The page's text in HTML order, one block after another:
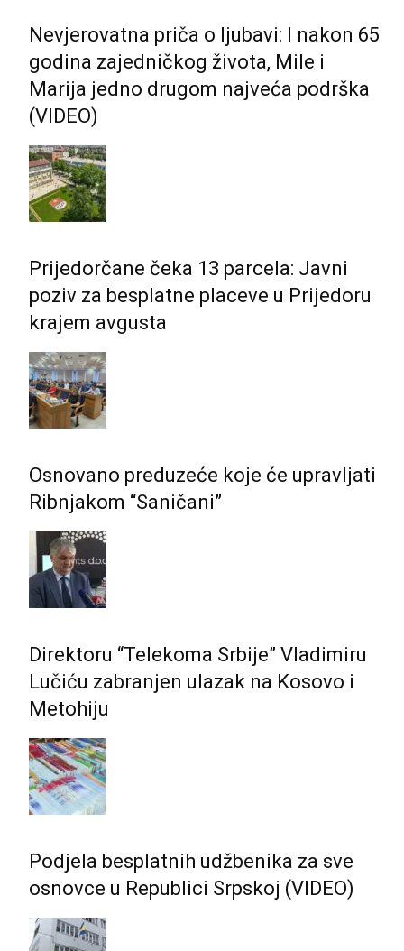
Nevjerovatna priča o ljubavi: I nakon 65
godina zajedničkog života, Mile i
Marija jedno drugom najveća podrška
(VIDEO)
Prijedorčane čeka 13 parcela: Javni
poziv za besplatne placeve u Prijedoru
krajem avgusta
Osnovano preduzeće koje će upravljati
Ribnjakom “Saničani”
Direktoru “Telekoma Srbije” Vladimiru
Lučiću zabranjen ulazak na Kosovo i
Metohiju
Podjela besplatnih udžbenika za sve
osnovce u Republici Srpskoj (VIDEO)